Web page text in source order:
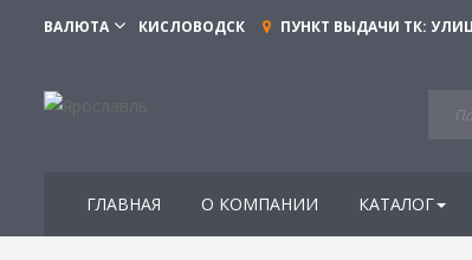
ВАЛЮТА КИСЛОВОДСК ПУНКТ ВЫДАЧИ ТК:
ГЛАВНАЯ О КОМПАНИИ КАТАЛОГ